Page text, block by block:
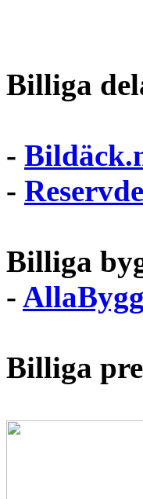
Billiga
-
-
Billiga
-
Billiga